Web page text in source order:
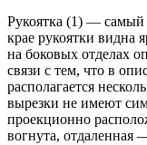
Рукоятка (1) —
крае рукоятки видна
на боковых отделах
связи с тем, что в
располагается
вырезки не имеют
проекционно
вогнута,